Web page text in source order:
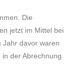
Die
jetzt im Mittel bei
Jahr davor waren
der Abrechnung